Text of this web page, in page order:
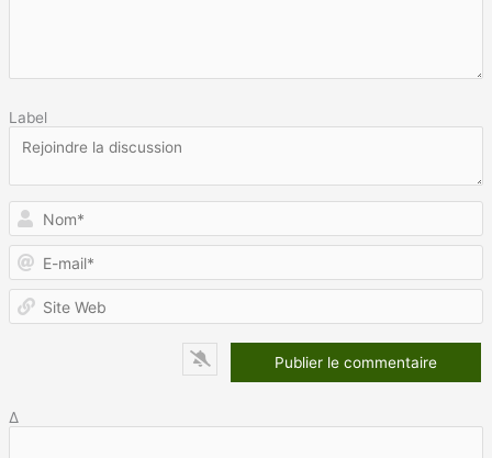
Label
Δ